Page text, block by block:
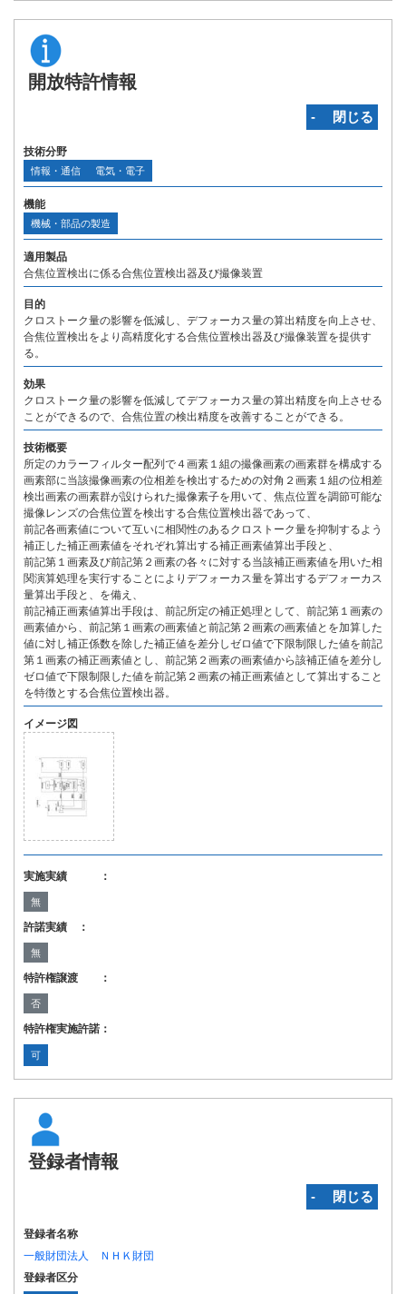
開放特許情報
‐ 閉じる
技術分野
情報・通信 電気・電子
機能
機械・部品の製造
適用製品
合焦位置検出に係る合焦位置検出器及び撮像装置
目的
クロストーク量の影響を低減し、デフォーカス量の算出精度を向上させ、
合焦位置検出をより高精度化する合焦位置検出器及び撮像装置を提供す
る。
効果
クロストーク量の影響を低減してデフォーカス量の算出精度を向上させる
ことができるので、合焦位置の検出精度を改善することができる。
技術概要
所定のカラーフィルター配列で４画素１組の撮像画素の画素群を構成する
画素部に当該撮像画素の位相差を検出するための対角２画素１組の位相差
検出画素の画素群が設けられた撮像素子を用いて、焦点位置を調節可能な
撮像レンズの合焦位置を検出する合焦位置検出器であって、
前記各画素値について互いに相関性のあるクロストーク量を抑制するよう
補正した補正画素値をそれぞれ算出する補正画素値算出手段と、
前記第１画素及び前記第２画素の各々に対する当該補正画素値を用いた相
関演算処理を実行することによりデフォーカス量を算出するデフォーカス
量算出手段と、を備え、
前記補正画素値算出手段は、前記所定の補正処理として、前記第１画素の
画素値から、前記第１画素の画素値と前記第２画素の画素値とを加算した
値に対し補正係数を除した補正値を差分しゼロ値で下限制限した値を前記
第１画素の補正画素値とし、前記第２画素の画素値から該補正値を差分し
ゼロ値で下限制限した値を前記第２画素の補正画素値として算出すること
を特徴とする合焦位置検出器。
イメージ図
実施実績 ：
無
許諾実績 ：
無
特許権譲渡 ：
否
特許権実施許諾：
可
登録者情報
‐ 閉じる
登録者名称
一般財団法人 ＮＨＫ財団
登録者区分